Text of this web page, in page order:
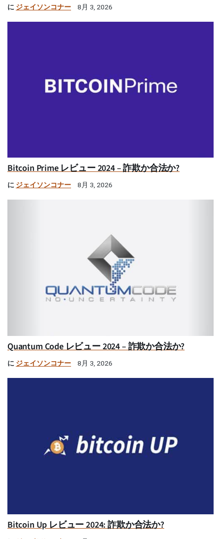
に ジェイソンコナー 8月 3, 2026
Bitcoin Prime レビュー 2024 – 詐欺か合法か?
に ジェイソンコナー 8月 3, 2026
Quantum Code レビュー 2024 – 詐欺か合法か?
に ジェイソンコナー 8月 3, 2026
Bitcoin Up レビュー 2024: 詐欺か合法か?